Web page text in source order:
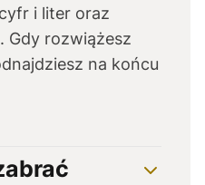
i liter oraz
Gdy rozwiążesz
na końcu